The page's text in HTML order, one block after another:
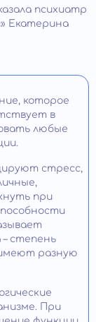
психиатр
Екатерина
которое
в
любые
стресс,
при
степень
разную
При